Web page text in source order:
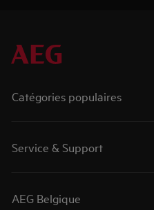
Catégories populaires
Service & Support
AEG Belgique